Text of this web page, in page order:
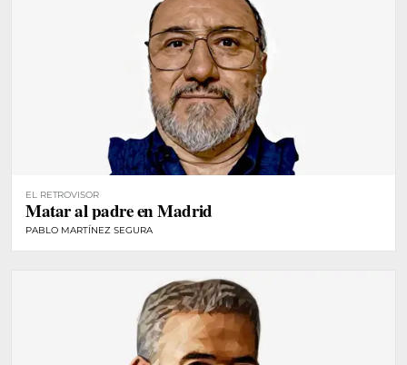
EL RETROVISOR
Matar al padre en Madrid
PABLO MARTÍNEZ SEGURA